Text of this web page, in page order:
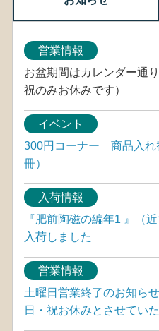
営業情報
お盆期間はカレンダー通
祝のみお休みです）
イベント
300円コーナー 商品入れ
冊）
入荷情報
『肥前陶磁の編年1 』（
入荷しました
営業情報
土曜日営業終了のお知ら
日・祝お休みとさせてい